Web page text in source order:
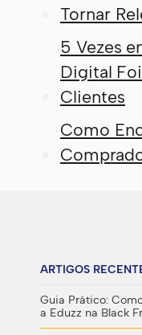
Tornar
5 Vezes
Digital
Clientes
Como
ARTIGOS
Guia Prático:
a Eduzz na Black